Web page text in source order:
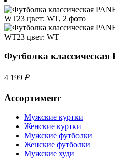
Футболка
4 199 ₽
Ассортимент
Мужские куртки
Женские куртки
Мужские футболки
Женские футболки
Мужские худи